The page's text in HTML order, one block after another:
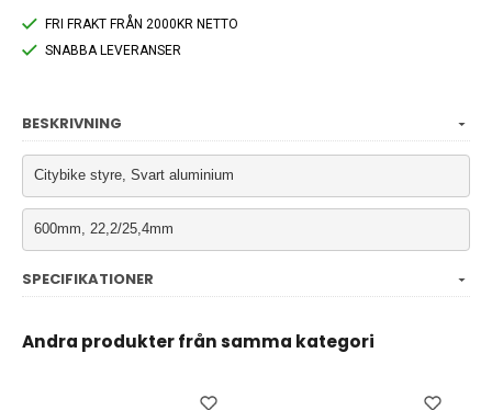
FRI FRAKT FRÅN 2000KR NETTO
SNABBA LEVERANSER
BESKRIVNING
Citybike styre, Svart aluminium
600mm, 22,2/25,4mm
SPECIFIKATIONER
Andra produkter från samma kategori